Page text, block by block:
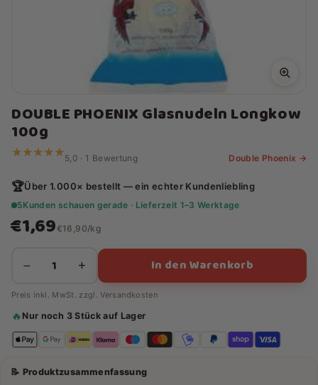
DOUBLE PHOENIX Glasnudeln Longkow
100g
★★★★★
★★★★★5,0 · 1 Bewertung Double Phoenix →
🏆Über 1.000× bestellt — ein echter Kundenliebling
5Kunden schauen gerade · Lieferzeit 1–3 Werktage
€1,69€16,90/kg
− + In den Warenkorb
Preis inkl. MwSt. zzgl.Versandkosten
🔥 Nur noch 3 Stück auf Lager
📝 Produktzusammenfassung